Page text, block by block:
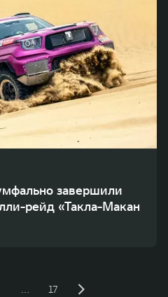
завершили
рейд «Такла-Макан
… 17